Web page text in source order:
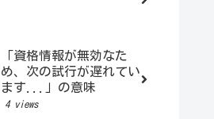
「資格情報が無効なた
め、次の試行が遅れてい
ます...」の意味
4 views